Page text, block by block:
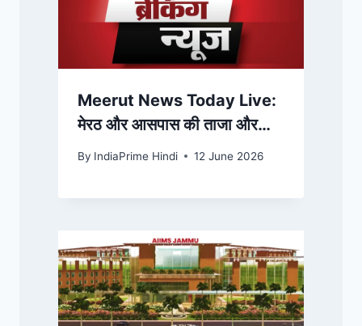
Meerut News Today Live:
मेरठ और आसपास की ताजा और
अहम खबरें, पढ़ें 12 जून को आपके
By IndiaPrime Hindi 12 June 2026